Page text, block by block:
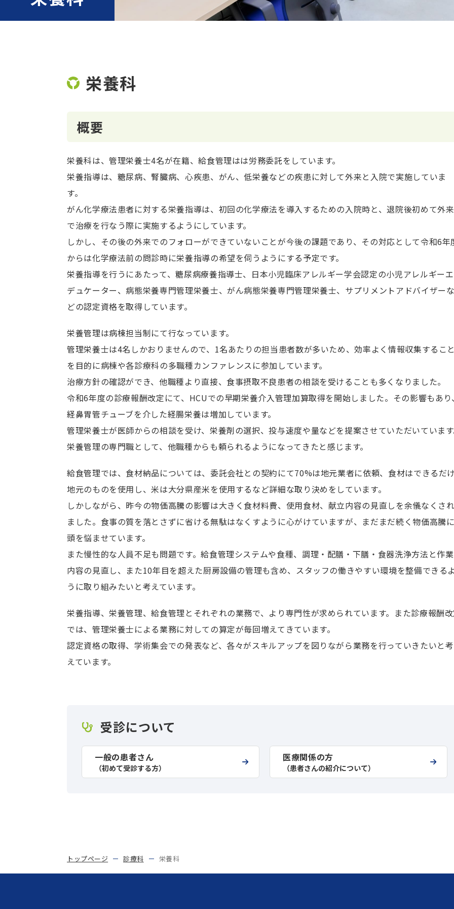
栄養科
概要
栄養科は、管理栄養士4名が在籍、給食管理はは労務委託をしています。
栄養指導は、糖尿病、腎臓病、心疾患、がん、低栄養などの疾患に対して外来と入院で実施していま
す。
がん化学療法患者に対する栄養指導は、初回の化学療法を導入するための入院時と、退院後初めて外来
で治療を行なう際に実施するようにしています。
しかし、その後の外来でのフォローができていないことが今後の課題であり、その対応として令和6年
からは化学療法前の問診時に栄養指導の希望を伺うようにする予定です。
栄養指導を行うにあたって、糖尿病療養指導士、日本小児臨床アレルギー学会認定の小児アレルギーエ
デュケーター、病態栄養専門管理栄養士、がん病態栄養専門管理栄養士、サプリメントアドバイザーな
どの認定資格を取得しています。
栄養管理は病棟担当制にて行なっています。
管理栄養士は4名しかおりませんので、1名あたりの担当患者数が多いため、効率よく情報収集すること
を目的に病棟や各診療科の多職種カンファレンスに参加しています。
治療方針の確認ができ、他職種より直接、食事摂取不良患者の相談を受けることも多くなりました。
令和6年度の診療報酬改定にて、HCUでの早期栄養介入管理加算取得を開始しました。その影響もあり、
経鼻胃管チューブを介した経腸栄養は増加しています。
管理栄養士が医師からの相談を受け、栄養剤の選択、投与速度や量などを提案させていただいています
栄養管理の専門職として、他職種からも頼られるようになってきたと感じます。
給食管理では、食材納品については、委託会社との契約にて70%は地元業者に依頼、食材はできるだけ
地元のものを使用し、米は大分県産米を使用するなど詳細な取り決めをしています。
しかしながら、昨今の物価高騰の影響は大きく食材料費、使用食材、献立内容の見直しを余儀なくされ
ました。食事の質を落とさずに省ける無駄はなくすように心がけていますが、まだまだ続く物価高騰に
頭を悩ませています。
また慢性的な人員不足も問題です。給食管理システムや食種、調理・配膳・下膳・食器洗浄方法と作業
内容の見直し、また10年目を超えた厨房設備の管理も含め、スタッフの働きやすい環境を整備できるよ
うに取り組みたいと考えています。
栄養指導、栄養管理、給食管理とそれぞれの業務で、より専門性が求められています。また診療報酬
では、管理栄養士による業務に対しての算定が毎回増えてきています。
認定資格の取得、学術集会での発表など、各々がスキルアップを図りながら業務を行っていきたいと考
えています。
受診について
一般の患者さん
（初めて受診する方）
医療関係の方
（患者さんの紹介について）
トップページ 診療科 栄養科